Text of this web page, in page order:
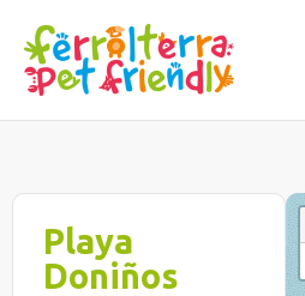
Playa
Doniños